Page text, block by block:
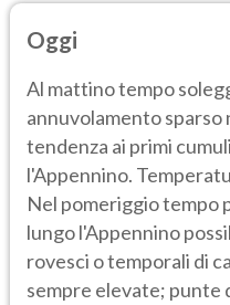
Oggi
Al mattino tempo
annuvolamento sparso
tendenza ai primi
l'Appennino.
Nel pomeriggio tempo
lungo l'Appennino
rovesci o temporali di
sempre elevate; punte